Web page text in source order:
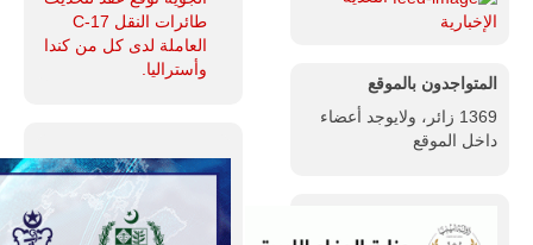
الإخبارية
المتواجدون بالموقع
1369 زائر، ولايوجد أعضاء
داخل الموقع
طائرات النقل C-17
العاملة لدى كل من كندا
وأستراليا.